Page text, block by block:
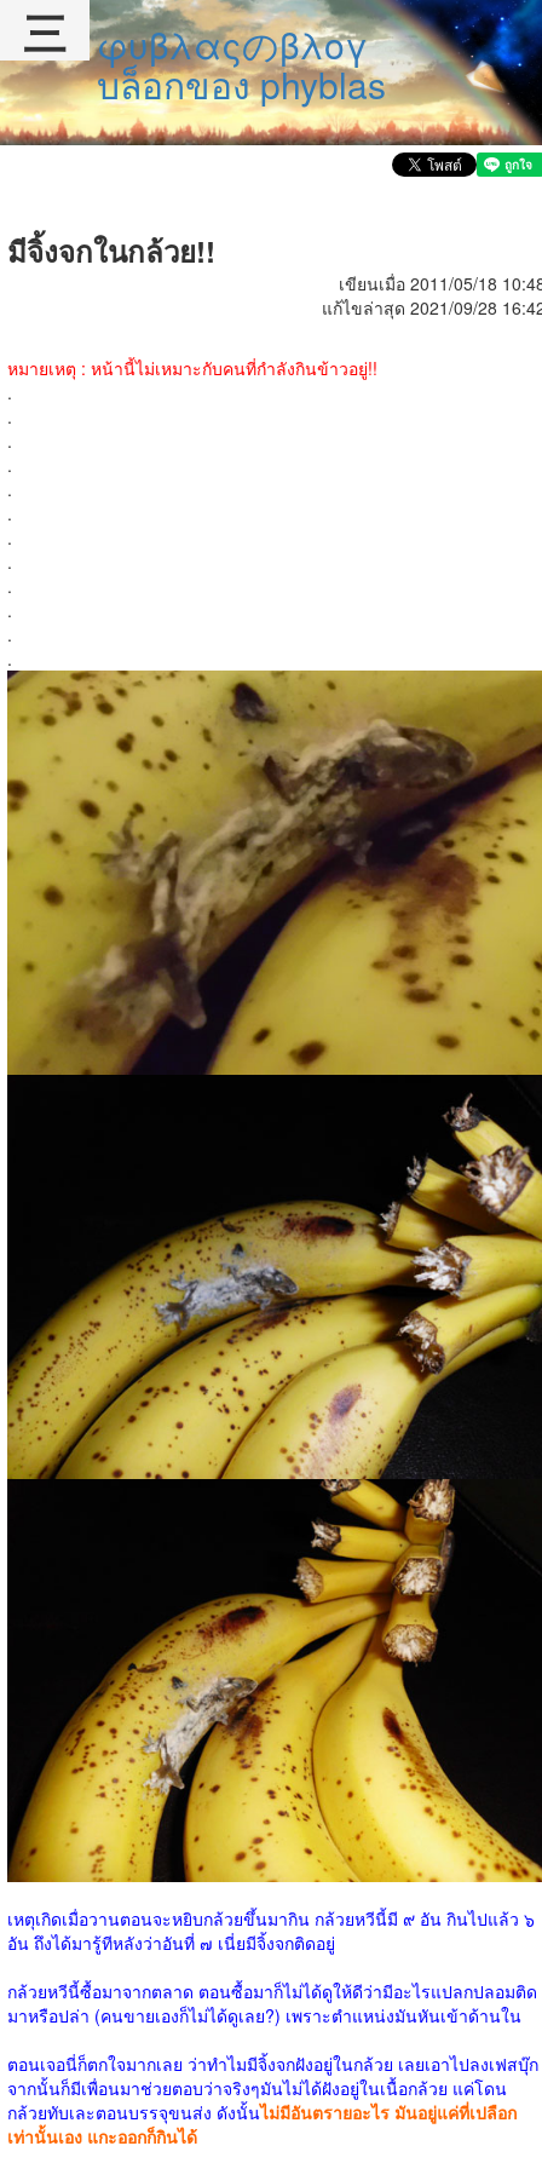
φυβλαςのβλογ
บล็อกของ phyblas
มีจิ้งจกในกล้วย!!
เขียนเมื่อ 2011/05/18
แก้ไขล่าสุด 2021/09/28
หมายเหตุ : หน้านี้ไม่เหมาะกับคนที่กำลังกินข้าวอยู่!!
.
.
.
.
.
.
.
.
.
.
.
.
เหตุเกิดเมื่อวานตอนจะหยิบกล้วยขึ้นมากิน กล้วยหวีนี้มี ๙ อัน กินไปแล้ว ๖
อัน ถึงได้มารู้ทีหลังว่าอันที่ ๗ เนี่ยมีจิ้งจกติดอยู่
กล้วยหวีนี้ซื้อมาจากตลาด ตอนซื้อมาก็ไม่ได้ดูให้ดีว่ามีอะไรแปลกปลอมติด
มาหรือปล่า (คนขายเองก็ไม่ได้ดูเลย?) เพราะตำแหน่งมันหันเข้าด้านใน
ตอนเจอนี่ก็ตกใจมากเลย ว่าทำไมมีจิ้งจกฝังอยู่ในกล้วย เลยเอาไปลงเฟสบุ๊ก
จากนั้นก็มีเพื่อนมาช่วยตอบว่าจริงๆมันไม่ได้ฝังอยู่ในเนื้อกล้วย แค่โดน
กล้วยทับเละตอนบรรจุขนส่ง ดังนั้นไม่มีอันตรายอะไร มันอยู่แค่ที่เปลือก
เท่านั้นเอง แกะออกก็กินได้
三